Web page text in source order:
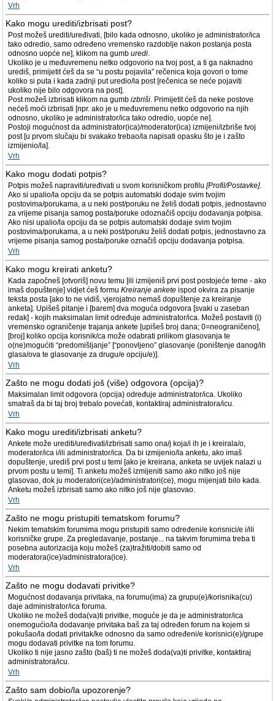
Vrh
Kako mogu urediti/izbrisati post?
Post možeš urediti/uređivati, [bilo kada odnosno, ukoliko je administrator/ica
tako odredio, samo određeno vremensko razdoblje nakon postanja posta
odnosno uopće ne], klikom na gumb uredi.
Ukoliko je u međuvremenu netko odgovorio na tvoj post, a ti ga naknadno
urediš, primijetit ćeš da se “u postu pojavila” rečenica koja govori o tome
koliko si puta i kada zadnji put uredio/la post [rečenica se neće pojaviti
ukoliko nije bilo odgovora na post].
Post možeš izbrisati klikom na gumb izbriši. Primijetit ćeš da neke postove
nećeš moći izbrisati [npr. ako je u međuvremenu netko odgovorio na njih
odnosno, ukoliko je administrator/ica tako odredio, uopće ne].
Postoji mogućnost da administrator(ica)/moderator(ica) izmijeni/izbriše tvoj
post [u prvom slučaju bi svakako trebao/la napisati opasku što je i zašto
izmijenio/la].
Vrh
Kako mogu dodati potpis?
Potpis možeš napraviti/uređivati u svom korisničkom profilu [Profil/Postavke].
Ako si upalio/la opciju da se potpis automatski dodaje svim tvojim
postovima/porukama, a u neki post/poruku ne želiš dodati potpis, jednostavno
za vrijeme pisanja samog posta/poruke odoznačiš opciju dodavanja potpisa.
Ako nisi upalio/la opciju da se potpis automatski dodaje svim tvojim
postovima/porukama, a u neki post/poruku želiš dodati potpis, jednostavno za
vrijeme pisanja samog posta/poruke označiš opciju dodavanja potpisa.
Vrh
Kako mogu kreirati anketu?
Kada započneš [otvoriš] novu temu [ili izmijeniš prvi post postojeće teme - ako
imaš dopuštenje] vidjet ćeš formu Kreiranje ankete ispod okvira za pisanje
teksta posta [ako to ne vidiš, vjerojatno nemaš dopuštenje za kreiranje
anketa]. Upišeš pitanje i [barem] dva moguća odgovora [svaki u zaseban
redak] - kojih maksimalan limit određuje administrator/ica. Možeš postaviti (i)
vremensko ograničenje trajanja ankete [upišeš broj dana; 0=neograničeno],
[broj] koliko opcija korisnik/ca može odabrati prilikom glasovanja te
o(ne)mogućiti “predomišljanje” [“ponovljeno” glasovanje (poništenje danog/ih
glasa/ova te glasovanje za drugu/e opciju/e)].
Vrh
Zašto ne mogu dodati još (više) odgovora (opcija)?
Maksimalan limit odgovora (opcija) određuje administrator/ica. Ukoliko
smatraš da bi taj broj trebalo povećati, kontaktiraj administratora/icu.
Vrh
Kako mogu urediti/izbrisati anketu?
Ankete može urediti/uređivati/izbrisati samo ona/j koja/i ih je i kreirala/o,
moderator/ica i/ili administrator/ica. Da bi izmijenio/la anketu, ako imaš
dopuštenje, urediš prvi post u temi [ako je kreirana, anketa se uvijek nalazi u
prvom postu u temi]. Ti anketu možeš izmijeniti samo ako nitko još nije
glasovao, dok ju moderatori(ce)/administratori(ce), mogu mijenjati bilo kada.
Anketu možeš izbrisati samo ako nitko još nije glasovao.
Vrh
Zašto ne mogu pristupiti tematskom forumu?
Nekim tematskim forumima mogu pristupiti samo određeni/e korisnici/e i/ili
korisničke grupe. Za pregledavanje, postanje... na takvim forumima treba ti
posebna autorizacija koju možeš (za)tražiti/dobiti samo od
moderatora(ice)/administratora(ice).
Vrh
Zašto ne mogu dodavati privitke?
Mogućnost dodavanja privitaka, na forumu(ima) za grupu(e)/korisnika(cu)
daje administrator/ica foruma.
Ukoliko ne možeš doda(va)ti privitke, moguće je da je administrator/ica
onemogućio/la dodavanje privitaka baš za taj određen forum na kojem si
pokušao/la dodati privitak/ke odnosno da samo određeni/e korisnici(e)/grupe
mogu dodavati privitke na tom forumu.
Ukoliko ti nije jasno zašto (baš) ti ne možeš doda(va)ti privitke, kontaktiraj
administratora/icu.
Vrh
Zašto sam dobio/la upozorenje?